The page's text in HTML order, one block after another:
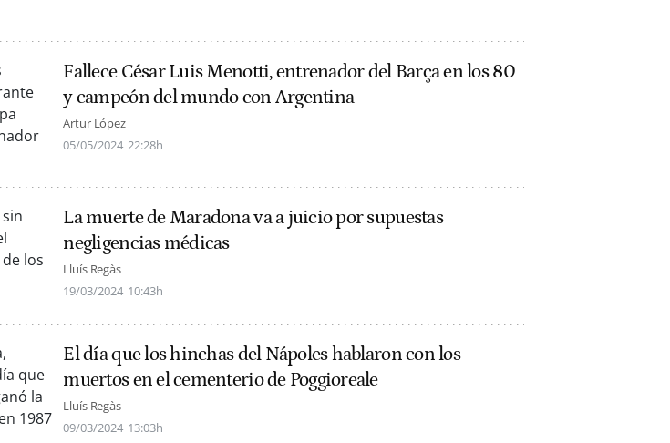
Fallece César Luis Menotti, entrenador del Barça en los 80
y campeón del mundo con Argentina
Artur López
05/05/2024 22:28h
La muerte de Maradona va a juicio por supuestas
negligencias médicas
Lluís Regàs
19/03/2024 10:43h
El día que los hinchas del Nápoles hablaron con los
muertos en el cementerio de Poggioreale
Lluís Regàs
09/03/2024 13:03h